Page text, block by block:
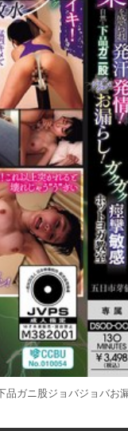
品ガニ股ジョバジョバお